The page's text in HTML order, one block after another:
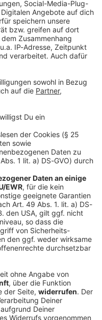
dpa:260605-930-179090/2
um Hubert
heftig